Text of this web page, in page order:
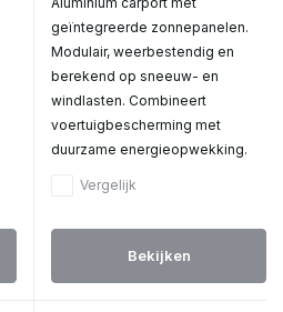
geïntegreerde zonnepanelen.
Modulair, weerbestendig en
berekend op sneeuw- en
windlasten. Combineert
voertuigbescherming met
duurzame energieopwekking.
Vergelijk
Bekijken